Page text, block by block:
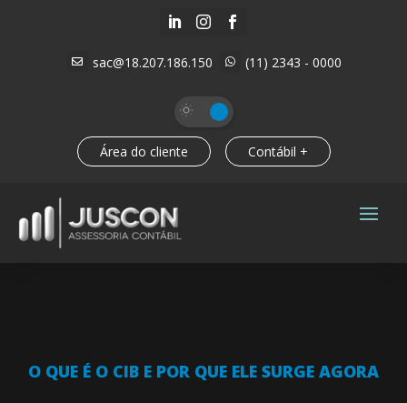
  
 sac@18.207.186.150  (11) 2343 - 0000
Área do cliente Contábil +
O QUE É O CIB E POR QUE ELE SURGE AGORA